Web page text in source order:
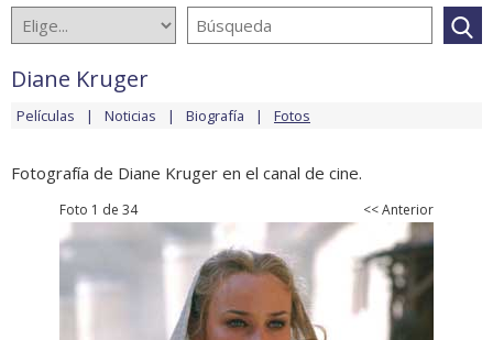
Diane Kruger
Películas Noticias Biografía Fotos
Fotografía de Diane Kruger en el canal de cine.
Foto 1 de 34 << Anterior